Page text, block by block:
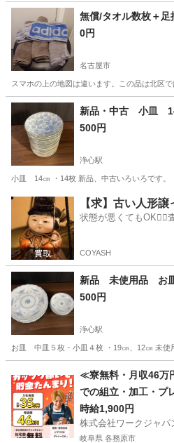
愛知 岡崎市 矢作橋駅 調理器具
無償/タオル数枚＋
0円
名古屋市
スマホの上の地図は違います。この品は北区
愛知 名古屋市 家庭用品 タオル
新品・中古 小皿
500円
浄心駅
小皿 14㎝ ・14枚 新品、中古いろいろです。
愛知 名古屋市 浄心駅 食器
【求】古い人形
状態が悪くてもOK🙆‍♀️
COYASH
新品 未使用品 お
500円
浄心駅
お皿 中皿５枚・小皿４枚 ・19㎝、12㎝ 未使
浄心駅 食器
≪寮無料・月収46万
での組立・加工・プ
時給1,900円
株式会社ワークジャパ
岐阜県 各務原市